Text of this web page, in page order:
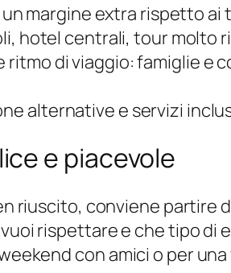
margine extra rispetto ai
hotel centrali, tour molto
di viaggio: famiglie e
alternative e servizi
e piacevole
riuscito, conviene partire
rispettare e che tipo di
con amici o per una